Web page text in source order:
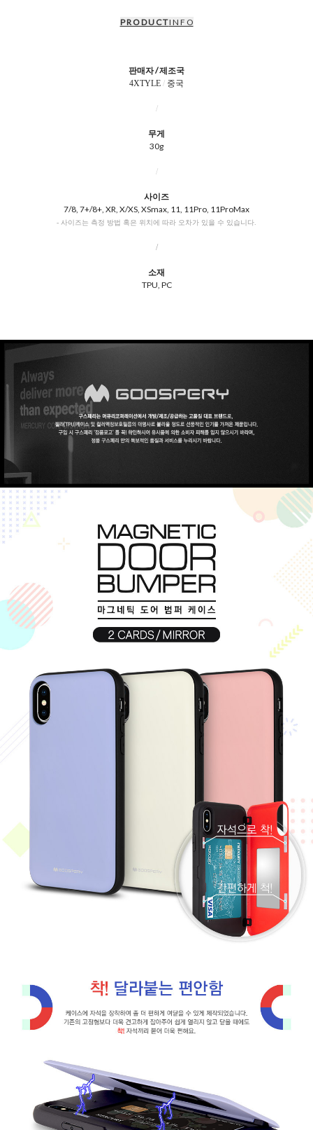
P R O D U C TI N F O
판매자 / 제조국
4XTYLE / 중국
/
무게
30g
/
사이즈
7/8, 7+/8+, XR, X/XS, XSmax, 11, 11Pro, 11ProMax
- 사이즈는 측정 방법 혹은 위치에 따라 오차가 있을 수 있습니다.
/
소재
TPU, PC